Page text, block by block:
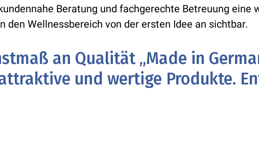
Beratung und fachgerechte Betreuung eine
Wellnessbereich von der ersten Idee an sichtbar.
an Qualität „Made in
und wertige Produkte.